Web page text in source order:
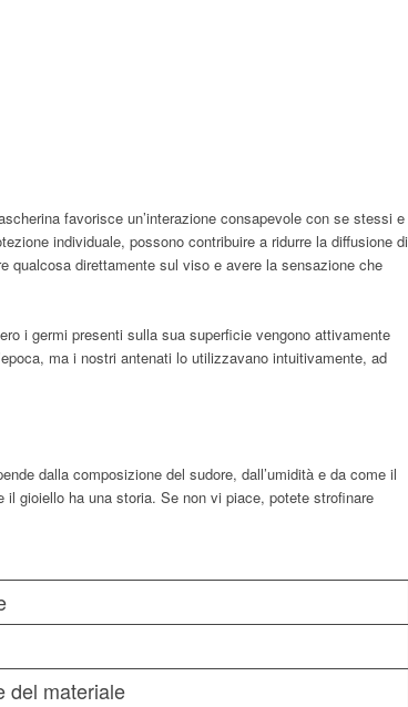
favorisce un’interazione consapevole con se stessi e
individuale, possono contribuire a ridurre la diffusione di
qualcosa direttamente sul viso e avere la sensazione che
i germi presenti sulla sua superficie vengono attivamente
ma i nostri antenati lo utilizzavano intuitivamente, ad
dalla composizione del sudore, dall’umidità e da come il
gioiello ha una storia. Se non vi piace, potete strofinare
del materiale